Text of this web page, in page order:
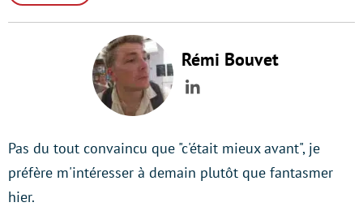
Rémi Bouvet
LinkedIn
Pas du tout convaincu que "c'était mieux avant", je
préfère m'intéresser à demain plutôt que fantasmer
hier.